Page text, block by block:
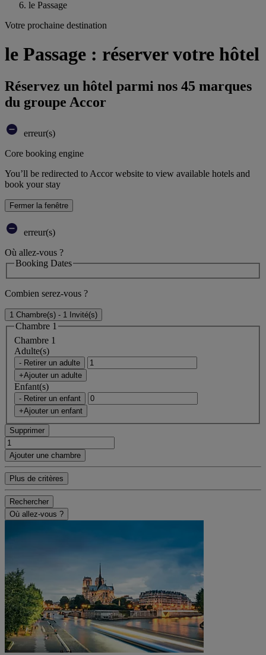
le Passage
Votre prochaine destination
le Passage : réserver votre hôtel
Réservez un hôtel parmi nos 45 marques
du groupe Accor
erreur(s)
Core booking engine
You’ll be redirected to Accor website to view available hotels and
book your stay
Fermer la fenêtre
erreur(s)
Où allez-vous ?
Booking Dates
Combien serez-vous ?
1 Chambre(s) - 1 Invité(s)
Chambre 1
Chambre 1
Adulte(s)
- Retirer un adulte
+Ajouter un adulte
Enfant(s)
- Retirer un enfant
+Ajouter un enfant
Supprimer
Ajouter une chambre
Plus de critères
Rechercher
Où allez-vous ?